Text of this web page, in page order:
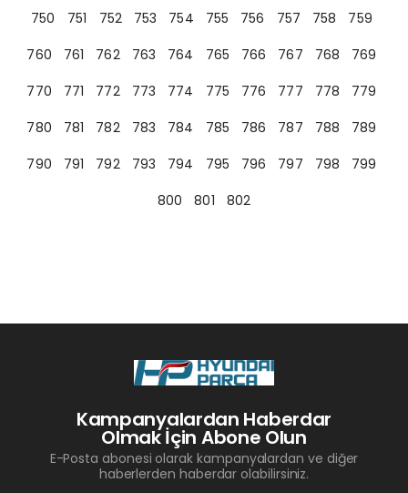
750
751 752 753 754 755 756 757 758
759
760
761 762 763 764 765 766 767 768
769
770
771 772 773 774 775 776 777 778
779
780
781 782 783 784 785 786 787 788
789
790
791 792 793 794 795 796 797 798
799
800
801 802
Kampanyalardan Haberdar
Olmak İçin Abone Olun
E-Posta abonesi olarak kampanyalardan ve diğer
haberlerden haberdar olabilirsiniz.